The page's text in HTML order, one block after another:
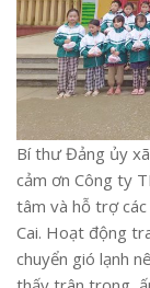
Bí thư Đảng ủy
cảm ơn Công ty
tâm và hỗ trợ các
Cai. Hoạt động
chuyển gió lạnh